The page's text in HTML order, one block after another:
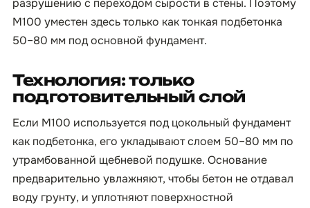
разрушению с переходом сырости в стены. Поэтому
М100 уместен здесь только как тонкая подбетонка
50–80 мм под основной фундамент.
Технология: только
подготовительный слой
Если М100 используется под цокольный фундамент
как подбетонка, его укладывают слоем 50–80 мм по
утрамбованной щебневой подушке. Основание
предварительно увлажняют, чтобы бетон не отдавал
воду грунту, и уплотняют поверхностной